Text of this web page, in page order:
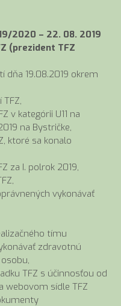
2020 – 22. 08. 2019
(prezident TFZ
dňa 19.08.2019 okrem
v kategórii U11 na
na Bystričke,
ktoré sa konalo
za I. polrok 2019,
vykonávať
tímu
zdravotnú
TFZ s účinnosťou od
webovom sídle TFZ